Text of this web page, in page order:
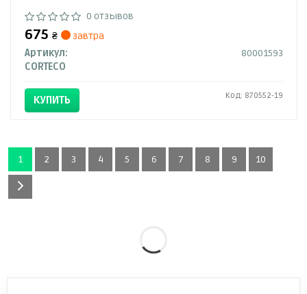
0 отзывов
675 ₴
завтра
Артикул:
80001593
CORTECO
КУПИТЬ Код: 870552-19
1 2 3 4 5 6 7 8 9 10